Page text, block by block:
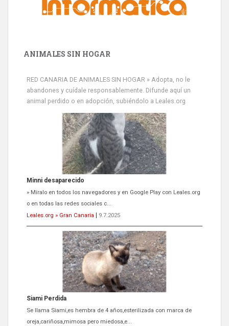
ANIMALES SIN HOGAR
RED CANARIA DE ANIMALES SIN HOGAR » Adopta, no le
abandones y cuídale responsablemente. Difunde aquí un
animal perdido o en adopción, subiéndolo a Leales.org
Minni desaparecido
» Míralo en todos los navegadores y en Google Play con Leales.org
o en todas las redes sociales c...
Leales.org » Gran Canaria
9.7.2025
Siami Perdida
Se llama Siami,es hembra de 4 años,esterilizada con marca de
oreja,cariñosa,mimosa pero miedosa,e...